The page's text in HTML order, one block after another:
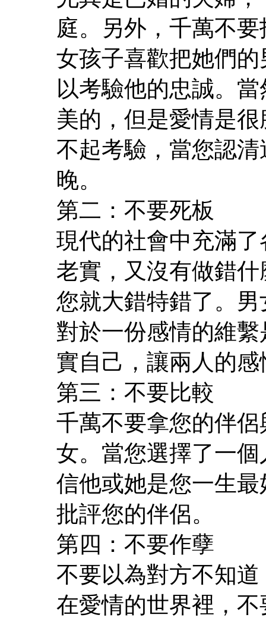
庭。另外，千萬不
女孩子喜歡把她們
以考驗他的忠誠。
美的，但是愛情是
不起考驗，當您認
晚。
第二：不要死板
現代的社會中充滿
老實，又沒有做錯
您就大錯特錯了。
對於一份感情的維
實自己，讓兩人的
第三：不要比較
千萬不要拿您的伴
女。當您選擇了一
信他或她是您一生
批評您的伴侶。
第四：不要作孽
不要以為對方不知
在愛情的世界裡，